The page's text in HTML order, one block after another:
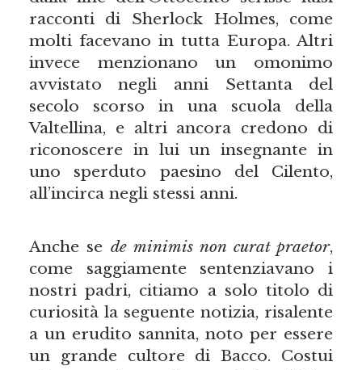
racconti di Sherlock Holmes, come
molti facevano in tutta Europa. Altri
invece menzionano un omonimo
avvistato negli anni Settanta del
secolo scorso in una scuola della
Valtellina, e altri ancora credono di
riconoscere in lui un insegnante in
uno sperduto paesino del Cilento,
all’incirca negli stessi anni.
Anche se de minimis non curat praetor,
come saggiamente sentenziavano i
nostri padri, citiamo a solo titolo di
curiosità la seguente notizia, risalente
a un erudito sannita, noto per essere
un grande cultore di Bacco. Costui